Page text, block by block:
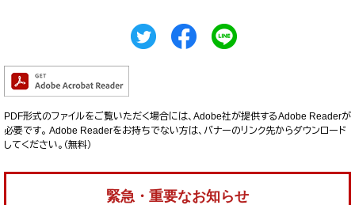
PDF形式のファイルをご覧いただく場合には、Adobe社が提供するAdobe Readerが
必要です。 Adobe Readerをお持ちでない方は、バナーのリンク先からダウンロード
してください。（無料）
緊急・重要なお知らせ